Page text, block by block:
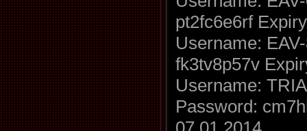
pt2fc6e6rf
Username:
fk3tv8p57v
Username:
Password: